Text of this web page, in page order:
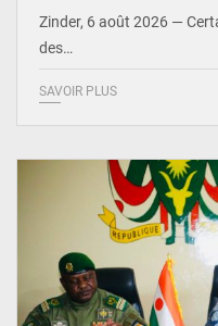
Zinder, 6 août 2026 —
des…
SAVOIR PLUS